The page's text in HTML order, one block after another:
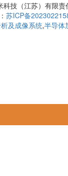
技（江苏）有限责
苏ICP备
及成像系统,半导体